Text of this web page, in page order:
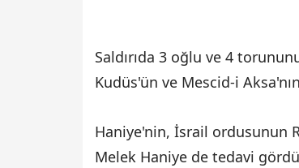
Saldırıda 3 oğlu ve 4
Kudüs'ün ve Mescid-i
Haniye'nin, İsrail ordusunun
Melek Haniye de tedavi